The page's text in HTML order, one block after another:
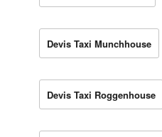
Devis Taxi Munchhouse
Devis Taxi Roggenhouse